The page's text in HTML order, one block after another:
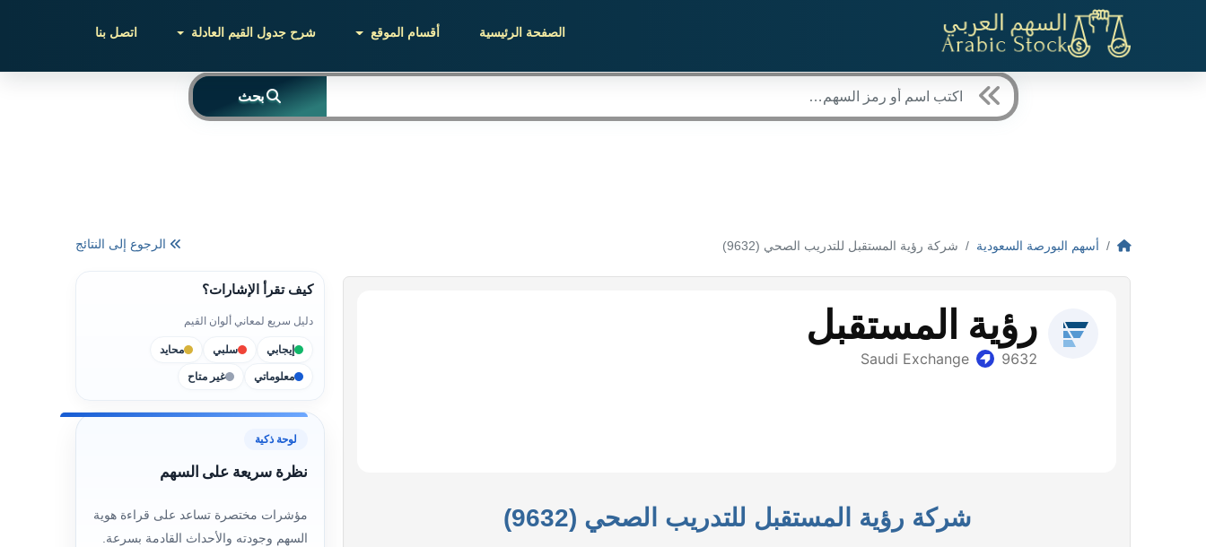
الصفحة الرئيسية أقسام الموقع شرح جدول القيم العادلة اتصل بنا
بحث
أسهم البورصة السعودية شركة رؤية المستقبل للتدريب الصحي (9632) الرجوع إلى النتائج
شركة رؤية المستقبل للتدريب الصحي (9632)
كيف تقرأ الإشارات؟
دليل سريع لمعاني ألوان القيم
إيجابي سلبي محايد
معلوماتي غير متاح
لوحة ذكية
نظرة سريعة على السهم
مؤشرات مختصرة تساعد على قراءة هوية
السهم وجودته والأحداث القادمة بسرعة.